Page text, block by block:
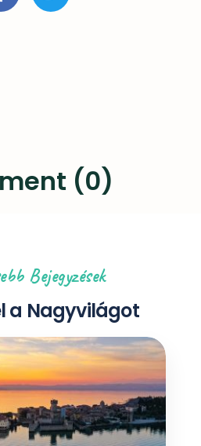
(0)
Bejegyzések
a Nagyvilágot